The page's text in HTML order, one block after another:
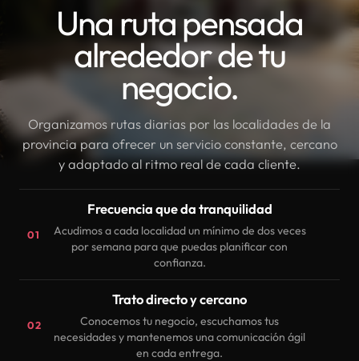
Una ruta pensada
alrededor de tu
negocio.
Organizamos rutas diarias por las localidades de la
provincia para ofrecer un servicio constante, cercano
y adaptado al ritmo real de cada cliente.
01
Frecuencia que da tranquilidad
Acudimos a cada localidad un mínimo de dos veces
por semana para que puedas planificar con
confianza.
02
Trato directo y cercano
Conocemos tu negocio, escuchamos tus
necesidades y mantenemos una comunicación ágil
en cada entrega.